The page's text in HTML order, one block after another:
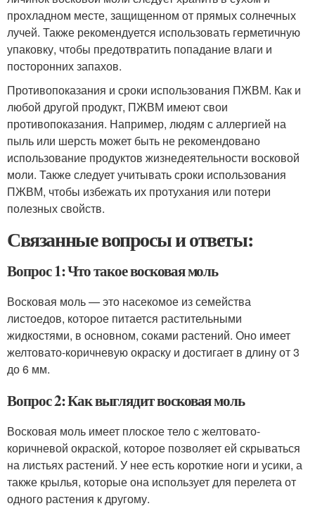
прохладном месте, защищенном от прямых солнечных
лучей. Также рекомендуется использовать герметичную
упаковку, чтобы предотвратить попадание влаги и
посторонних запахов.
Противопоказания и сроки использования ПЖВМ. Как и
любой другой продукт, ПЖВМ имеют свои
противопоказания. Например, людям с аллергией на
пыль или шерсть может быть не рекомендовано
использование продуктов жизнедеятельности восковой
моли. Также следует учитывать сроки использования
ПЖВМ, чтобы избежать их протухания или потери
полезных свойств.
Связанные вопросы и ответы:
Вопрос 1: Что такое восковая моль
Восковая моль — это насекомое из семейства
листоедов, которое питается растительными
жидкостями, в основном, соками растений. Оно имеет
желтовато-коричневую окраску и достигает в длину от 3
до 6 мм.
Вопрос 2: Как выглядит восковая моль
Восковая моль имеет плоское тело с желтовато-
коричневой окраской, которое позволяет ей скрываться
на листьях растений. У нее есть короткие ноги и усики, а
также крылья, которые она использует для перелета от
одного растения к другому.